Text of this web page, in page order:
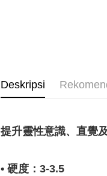
Deskripsi
提升靈性意識、直覺
• 硬度：3-3.5